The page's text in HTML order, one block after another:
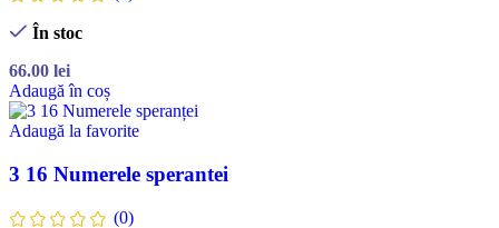
În stoc
66.00 lei
Adaugă în coș
Adaugă la favorite
3 16 Numerele sperantei
(0)